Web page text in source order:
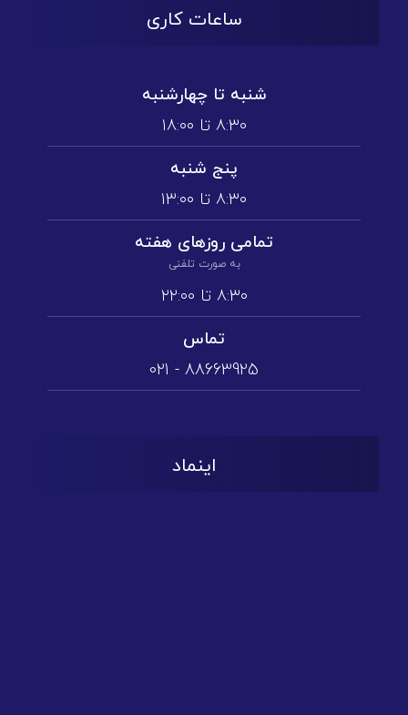
ساعات کاری
شنبه تا چهارشنبه
۸:۳۰ تا ۱۸:۰۰
پنج شنبه
۸:۳۰ تا ۱3:۰۰
تمامی روز‌های هفته
به صورت تلفنی
۸:۳۰ تا ۲۲:۰۰
تماس
88663925 - 021
اینماد